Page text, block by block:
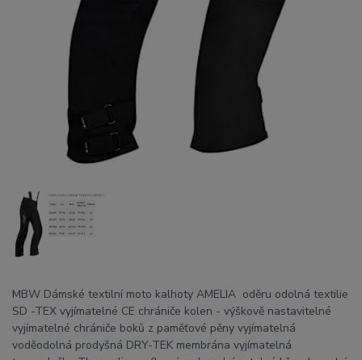
MBW Dámské textilní moto kalhoty AMELIA oděru odolná textilie
SD -TEX vyjímatelné CE chrániče kolen - výškově nastavitelné
vyjímatelné chrániče boků z paměťové pěny vyjímatelná
voděodolná prodyšná DRY-TEK membrána vyjímatelná